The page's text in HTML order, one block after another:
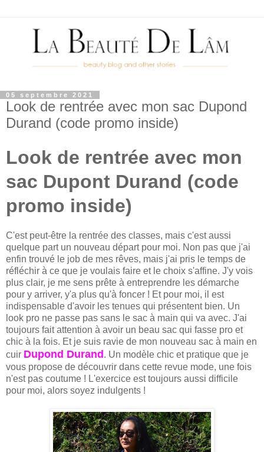
05 septembre 2021
Look de rentrée avec mon sac Dupond
Durand (code promo inside)
Look de rentrée avec mon
sac Dupont Durand (code
promo inside)
C'est peut-être la rentrée des classes, mais c'est aussi
quelque part un nouveau départ pour moi. Non pas que j'ai
enfin trouvé le job de mes rêves, mais j'ai pris le temps de
réfléchir à ce que je voulais faire et le choix s'affine. J'y vois
plus clair, je me sens prête à entreprendre les démarche
pour y arriver, y'a plus qu'à foncer ! Et pour moi, il est
indispensable d'avoir les tenues qui présentent bien. Un
look pro ne passe pas sans le sac à main qui va avec. J'ai
toujours fait attention à avoir un beau sac qui fasse pro et
chic à la fois. Et je suis ravie de mon nouveau sac à main en
cuir Dupond Durand . Un modèle chic et pratique que je
vous propose de découvrir dans cette revue mode, une fois
n'est pas coutume ! L'exercice est toujours aussi difficile
pour moi, alors soyez indulgents !